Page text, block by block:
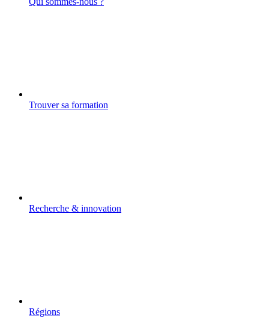
Trouver sa formation
Recherche & innovation
Régions